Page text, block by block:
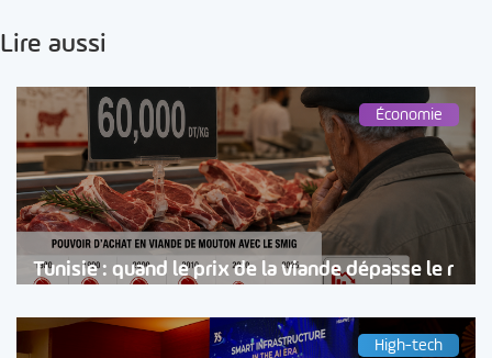
Lire aussi
Économie
Tunisie : quand le prix de la viande dépasse le r
High-tech